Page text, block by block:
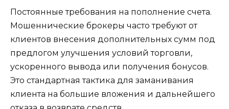
Постоянные требования на пополнение счета.
Мошеннические брокеры часто требуют от
клиентов внесения дополнительных сумм под
предлогом улучшения условий торговли,
ускоренного вывода или получения бонусов.
Это стандартная тактика для заманивания
клиента на большие вложения и дальнейшего